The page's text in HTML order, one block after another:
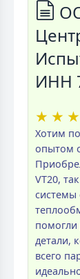
ИНН
★ ★ ★
Хотим
опытом
VT20,
системы
помогли
детали,
всего